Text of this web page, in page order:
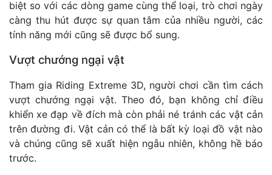
biệt so với các dòng game cùng thể loại, trò chơi ngày
càng thu hút được sự quan tâm của nhiều người, các
tính năng mới cũng sẽ được bổ sung.
Vượt chướng ngại vật
Tham gia Riding Extreme 3D, người chơi cần tìm cách
vượt chướng ngại vật. Theo đó, bạn không chỉ điều
khiển xe đạp về đích mà còn phải né tránh các vật cản
trên đường đi. Vật cản có thể là bất kỳ loại đồ vật nào
và chúng cũng sẽ xuất hiện ngẫu nhiên, không hề báo
trước.